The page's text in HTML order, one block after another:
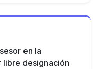
en la
libre designación